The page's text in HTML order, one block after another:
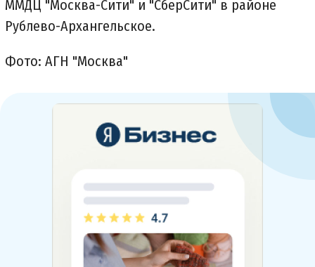
ММДЦ "Москва-Сити" и "СберСити" в районе
Рублево-Архангельское.
Фото: АГН "Москва"